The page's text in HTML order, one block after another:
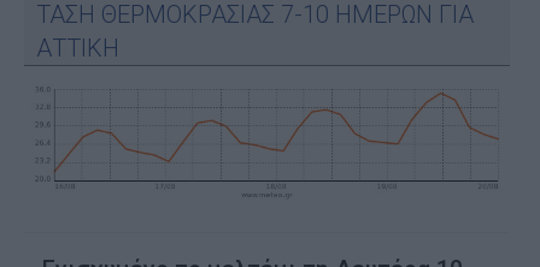
ΤΑΣΗ ΘΕΡΜΟΚΡΑΣΙΑΣ 7-10 ΗΜΕΡΩΝ ΓΙΑ
ΑΤΤΙΚΗ